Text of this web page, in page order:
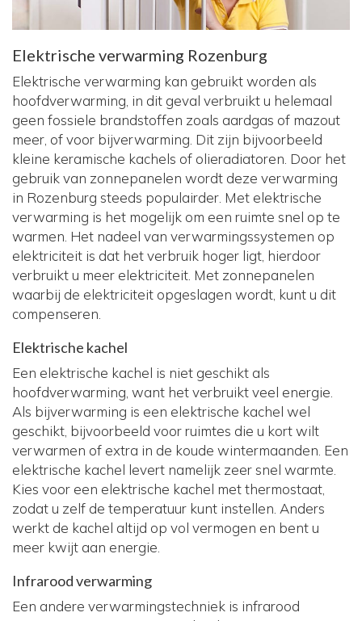
Elektrische verwarming Rozenburg
Elektrische verwarming kan gebruikt worden als
hoofdverwarming, in dit geval verbruikt u helemaal
geen fossiele brandstoffen zoals aardgas of mazout
meer, of voor bijverwarming. Dit zijn bijvoorbeeld
kleine keramische kachels of olieradiatoren. Door het
gebruik van zonnepanelen wordt deze verwarming
in Rozenburg steeds populairder. Met elektrische
verwarming is het mogelijk om een ruimte snel op te
warmen. Het nadeel van verwarmingssystemen op
elektriciteit is dat het verbruik hoger ligt, hierdoor
verbruikt u meer elektriciteit. Met zonnepanelen
waarbij de elektriciteit opgeslagen wordt, kunt u dit
compenseren.
Elektrische kachel
Een elektrische kachel is niet geschikt als
hoofdverwarming, want het verbruikt veel energie.
Als bijverwarming is een elektrische kachel wel
geschikt, bijvoorbeeld voor ruimtes die u kort wilt
verwarmen of extra in de koude wintermaanden. Een
elektrische kachel levert namelijk zeer snel warmte.
Kies voor een elektrische kachel met thermostaat,
zodat u zelf de temperatuur kunt instellen. Anders
werkt de kachel altijd op vol vermogen en bent u
meer kwijt aan energie.
Infrarood verwarming
Een andere verwarmingstechniek is infrarood